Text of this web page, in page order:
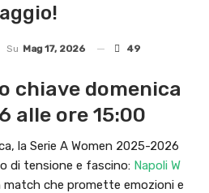
Su Mag 17, 2026 49
chiave domenica
alle ore 15:00
la Serie A Women 2025-2026
di tensione e fascino: Napoli W
match che promette emozioni e